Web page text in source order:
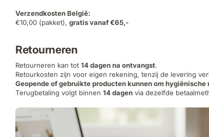
Verzendkosten België:
€10,00 (pakket), gratis vanaf €65,-
Retourneren
Retourneren kan tot 14 dagen na ontvangst.
Retourkosten zijn voor eigen rekening, tenzij de levering
Geopende of gebruikte producten kunnen om
Terugbetaling volgt binnen 14 dagen via dezelfde